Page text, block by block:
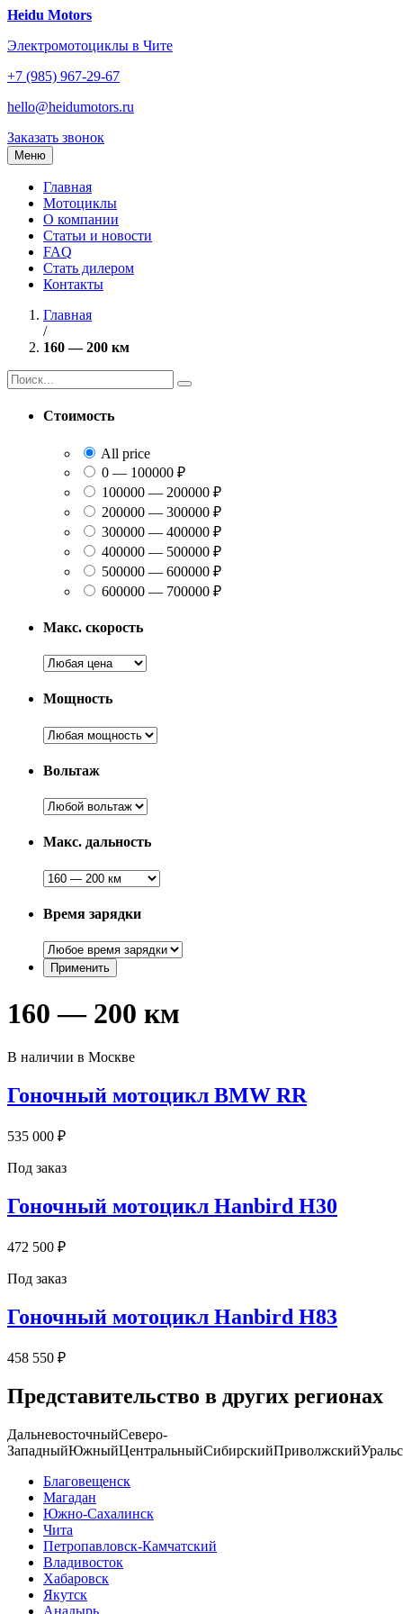
Перейти
содержанию
Heidu Motors
Электромотоциклы в Чите
+7 (985) 967-29-67
hello@heidumotors.ru
Заказать звонок
Меню
Главная
Мотоциклы
О компании
Статьи и новости
FAQ
Стать дилером
Контакты
Главная
/
160 — 200 км
Найти:
Стоимость
All price
0 — 100000 ₽
100000 — 200000 ₽
200000 — 300000 ₽
300000 — 400000 ₽
400000 — 500000 ₽
500000 — 600000 ₽
600000 — 700000 ₽
Макс. скорость
Мощность
Вольтаж
Макс. дальность
Время зарядки
160 — 200 км
В наличии в Москве
Гоночный мотоцикл BMW RR
535 000 ₽
Под заказ
Гоночный мотоцикл Hanbird H30
472 500 ₽
Под заказ
Гоночный мотоцикл Hanbird H83
458 550 ₽
Представительство в других регионах
ДальневосточныйСеверо-
ЗападныйЮжныйЦентральныйСибирскийПриволжский
Благовещенск
Магадан
Южно-Сахалинск
Чита
Петропавловск-Камчатский
Владивосток
Хабаровск
Якутск